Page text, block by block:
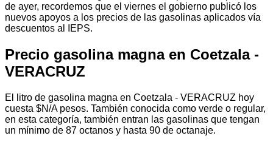
de ayer, recordemos que el viernes el gobierno publicó los
nuevos apoyos a los precios de las gasolinas aplicados vía
descuentos al IEPS.
Precio gasolina magna en Coetzala -
VERACRUZ
El litro de gasolina magna en Coetzala - VERACRUZ hoy
cuesta $N/A pesos. También conocida como verde o regular,
en esta categoría, también entran las gasolinas que tengan
un mínimo de 87 octanos y hasta 90 de octanaje.